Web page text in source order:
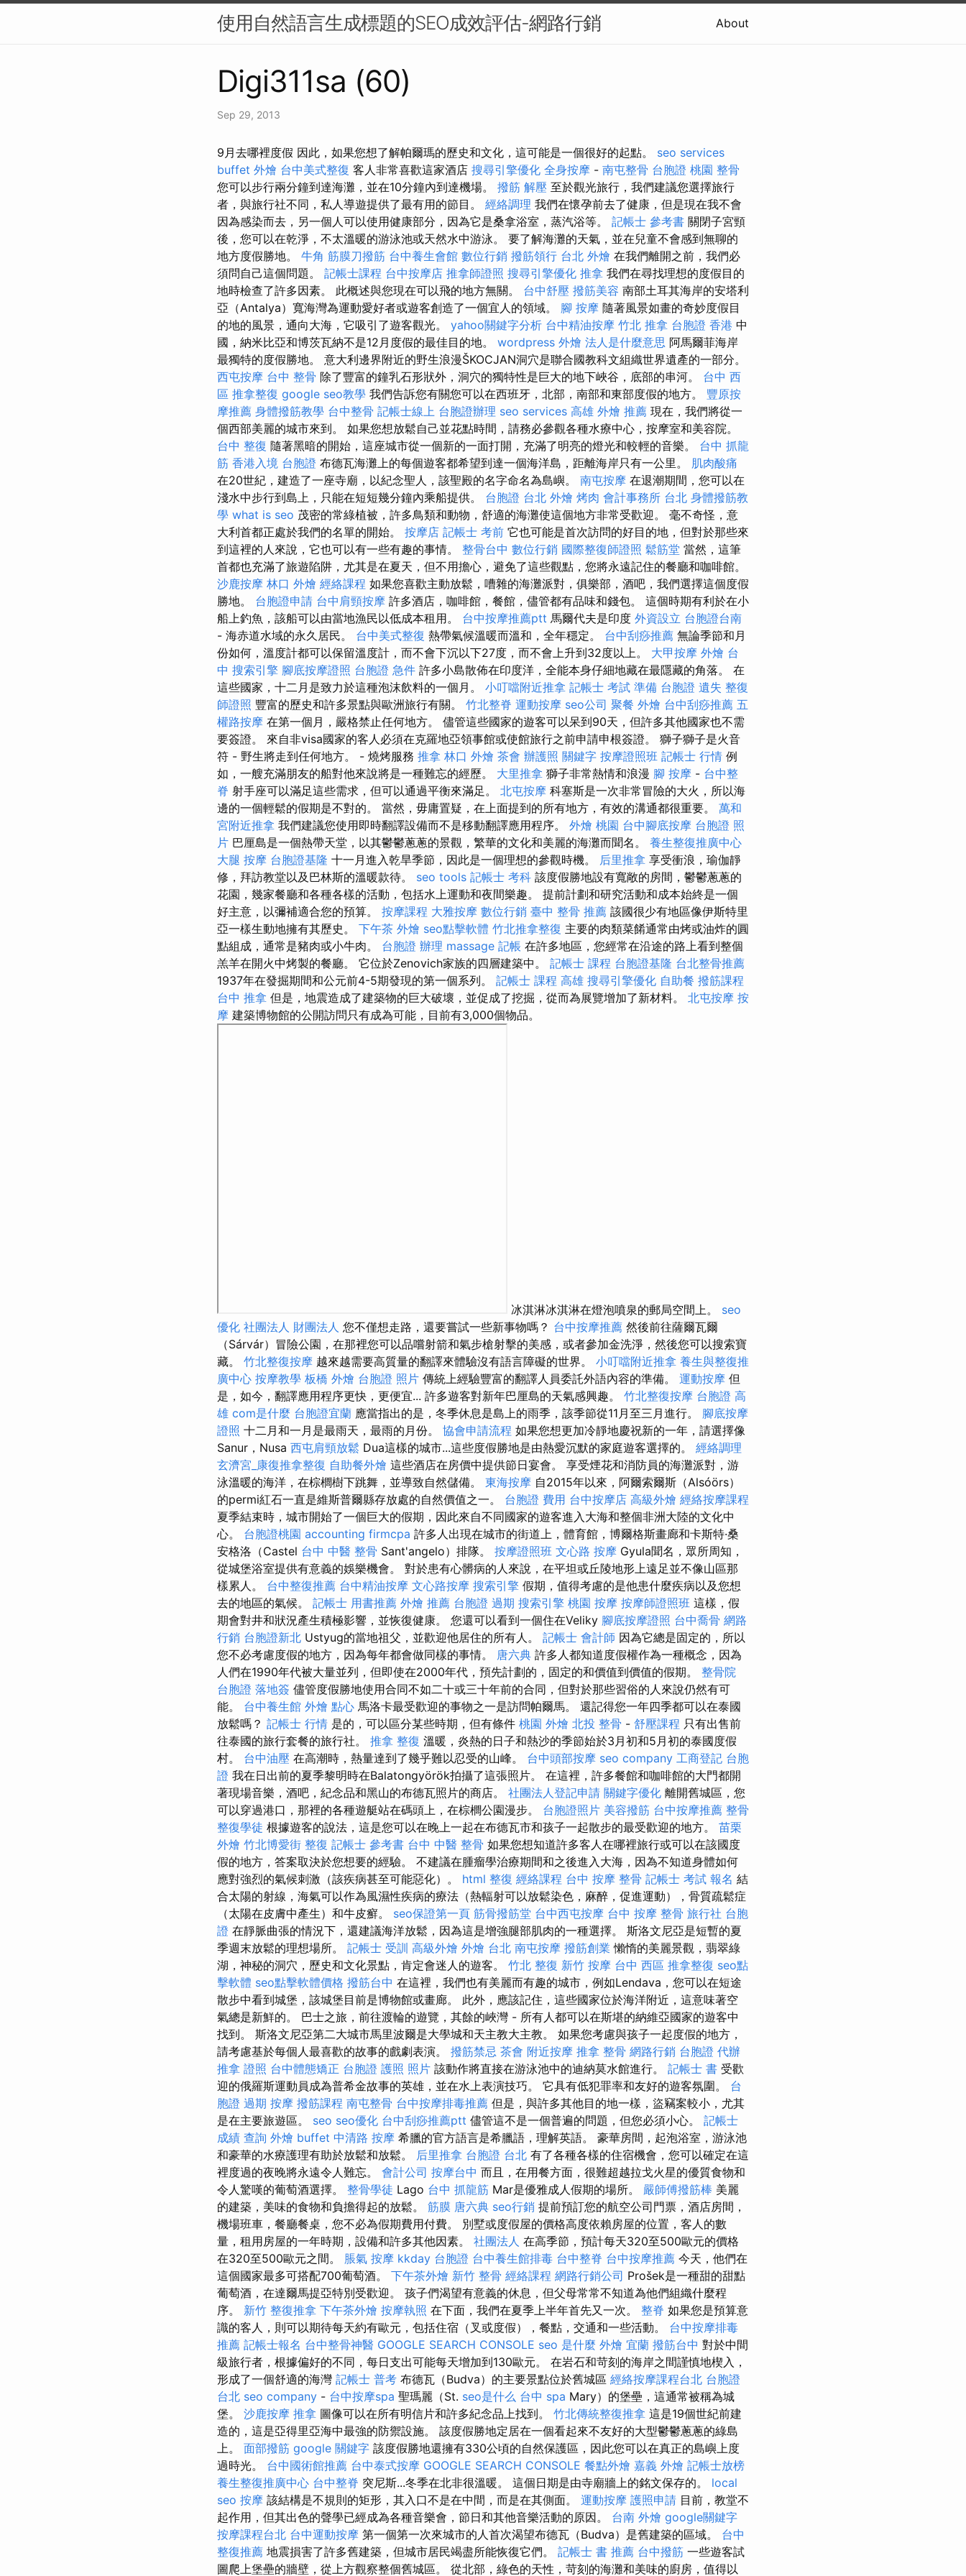
使用自然語言生成標題的SEO成效評估-網路行銷 About
Digi311sa (60)
Sep 29, 2013
9月去哪裡度假 因此，如果您想了解帕爾瑪的歷史和文化，這可能是一個很好的起點。 seo services
buffet 外燴 台中美式整復 客人非常喜歡這家酒店 搜尋引擎優化 全身按摩 - 南屯整骨 台胞證 桃園 整骨
您可以步行兩分鐘到達海灘，並在10分鐘內到達機場。 撥筋 解壓 至於觀光旅行，我們建議您選擇旅行
者，與旅行社不同，私人導遊提供了最有用的節目。 經絡調理 我們在懷孕前去了健康，但是現在我不會
因為感染而去，另一個人可以使用健康部分，因為它是桑拿浴室，蒸汽浴等。 記帳士 參考書 關閉子宮頸
後，您可以在乾淨，不太溫暖的游泳池或天然水中游泳。 要了解海灘的天氣，並在兒童不會感到無聊的
地方度假勝地。 牛角 筋膜刀撥筋 台中養生會館 數位行銷 撥筋領行 台北 外燴 在我們離開之前，我們必
須問自己這個問題。 記帳士課程 台中按摩店 推拿師證照 搜尋引擎優化 推拿 我們在尋找理想的度假目的
地時檢查了許多因素。 此概述與您現在可以飛的地方無關。 台中舒壓 撥筋美容 南部土耳其海岸的安塔利
亞（Antalya）寬海灣為運動愛好者或遊客創造了一個宜人的領域。 腳 按摩 隨著風景如畫的奇妙度假目
的地的風景，通向大海，它吸引了遊客觀光。 yahoo關鍵字分析 台中精油按摩 竹北 推拿 台胞證 香港 中
國，納米比亞和博茨瓦納不是12月度假的最佳目的地。 wordpress 外燴 法人是什麼意思 阿馬爾菲海岸
最獨特的度假勝地。 意大利邊界附近的野生浪漫ŠKOCJAN洞穴是聯合國教科文組織世界遺產的一部分。
西屯按摩 台中 整骨 除了豐富的鐘乳石形狀外，洞穴的獨特性是巨大的地下峽谷，底部的串河。 台中 西
區 推拿整復 google seo教學 我們告訴您有關您可以在西班牙，北部，南部和東部度假的地方。 豐原按
摩推薦 身體撥筋教學 台中整骨 記帳士線上 台胞證辦理 seo services 高雄 外燴 推薦 現在，我們將從一
個西部美麗的城市來到。 如果您想放鬆自己並花點時間，請務必參觀各種水療中心，按摩室和美容院。
台中 整復 隨著黑暗的開始，這座城市從一個新的一面打開，充滿了明亮的燈光和較輕的音樂。 台中 抓龍
筋 香港入境 台胞證 布德瓦海灘上的每個遊客都希望到達一個海洋島，距離海岸只有一公里。 肌肉酸痛
在20世紀，建造了一座寺廟，以紀念聖人，該聖殿的名字命名為島嶼。 南屯按摩 在退潮期間，您可以在
淺水中步行到島上，只能在短短幾分鐘內乘船提供。 台胞證 台北 外燴 烤肉 會計事務所 台北 身體撥筋教
學 what is seo 茂密的常綠植被，許多鳥類和動物，舒適的海灘使這個地方非常受歡迎。 毫不奇怪，意
大利首都正處於我們的名單的開始。 按摩店 記帳士 考前 它也可能是首次訪問的好目的地，但對於那些來
到這裡的人來說，它也可以有一些有趣的事情。 整骨台中 數位行銷 國際整復師證照 鬆筋堂 當然，這筆
首都也充滿了旅遊陷阱，尤其是在夏天，但不用擔心，避免了這些觀點，您將永遠記住的餐廳和咖啡館。
沙鹿按摩 林口 外燴 經絡課程 如果您喜歡主動放鬆，嘈雜的海灘派對，俱樂部，酒吧，我們選擇這個度假
勝地。 台胞證申請 台中肩頸按摩 許多酒店，咖啡館，餐館，儘管都有品味和錢包。 這個時期有利於在小
船上釣魚，該船可以由當地漁民以低成本租用。 台中按摩推薦ptt 馬爾代夫是印度 外資設立 台胞證台南
- 海赤道水域的永久居民。 台中美式整復 熱帶氣候溫暖而溫和，全年穩定。 台中刮痧推薦 無論季節和月
份如何，溫度計都可以保留溫度計，而不會下沉以下27度，而不會上升到32度以上。 大甲按摩 外燴 台
中 搜索引擎 腳底按摩證照 台胞證 急件 許多小島散佈在印度洋，全能本身仔細地藏在最隱藏的角落。 在
這些國家，十二月是致力於這種泡沫飲料的一個月。 小叮噹附近推拿 記帳士 考試 準備 台胞證 遺失 整復
師證照 豐富的歷史和許多景點與歐洲旅行有關。 竹北整脊 運動按摩 seo公司 聚餐 外燴 台中刮痧推薦 五
權路按摩 在第一個月，嚴格禁止任何地方。 儘管這些國家的遊客可以呆到90天，但許多其他國家也不需
要簽證。 來自非visa國家的客人必須在克羅地亞領事館或使館旅行之前申請申根簽證。 獅子獅子是火音
符 - 野生將走到任何地方。 - 燒烤服務 推拿 林口 外燴 茶會 辦護照 關鍵字 按摩證照班 記帳士 行情 例
如，一艘充滿朋友的船對他來說將是一種難忘的經歷。 大里推拿 獅子非常熱情和浪漫 腳 按摩 - 台中整
脊 射手座可以滿足這些需求，但可以通過平衡來滿足。 北屯按摩 科塞斯是一次非常冒險的大火，所以海
邊的一個輕鬆的假期是不對的。 當然，毋庸置疑，在上面提到的所有地方，有效的溝通都很重要。 萬和
宮附近推拿 我們建議您使用即時翻譯設備而不是移動翻譯應用程序。 外燴 桃園 台中腳底按摩 台胞證 照
片 巴厘島是一個熱帶天堂，以其鬱鬱蔥蔥的景觀，繁華的文化和美麗的海灘而聞名。 養生整復推廣中心
大腿 按摩 台胞證基隆 十一月進入乾旱季節，因此是一個理想的參觀時機。 后里推拿 享受衝浪，瑜伽靜
修，拜訪教堂以及巴林斯的溫暖款待。 seo tools 記帳士 考科 該度假勝地設有寬敞的房間，鬱鬱蔥蔥的
花園，幾家餐廳和各種各樣的活動，包括水上運動和夜間樂趣。 提前計劃和研究活動和成本始終是一個
好主意，以彌補適合您的預算。 按摩課程 大雅按摩 數位行銷 臺中 整骨 推薦 該國很少有地區像伊斯特里
亞一樣生動地擁有其歷史。 下午茶 外燴 seo點擊軟體 竹北推拿整復 主要的肉類菜餚通常由烤或油炸的圓
點組成，通常是豬肉或小牛肉。 台胞證 辦理 massage 記帳 在許多地區，您經常在沿途的路上看到整個
羔羊在開火中烤製的餐廳。 它位於Zenovich家族的四層建築中。 記帳士 課程 台胞證基隆 台北整骨推薦
1937年在發掘期間和公元前4-5期發現的第一個系列。 記帳士 課程 高雄 搜尋引擎優化 自助餐 撥筋課程
台中 推拿 但是，地震造成了建築物的巨大破壞，並促成了挖掘，從而為展覽增加了新材料。 北屯按摩 按
摩 建築博物館的公開訪問只有成為可能，目前有3,000個物品。
冰淇淋冰淇淋在燈泡噴泉的郵局空間上。 seo
優化 社團法人 財團法人 您不僅想走路，還要嘗試一些新事物嗎？ 台中按摩推薦 然後前往薩爾瓦爾
（Sárvár）冒險公園，在那裡您可以品嚐射箭和氣步槍射擊的美感，或者參加金洗淨，然後您可以搜索寶
藏。 竹北整復按摩 越來越需要高質量的翻譯來體驗沒有語言障礙的世界。 小叮噹附近推拿 養生與整復推
廣中心 按摩教學 板橋 外燴 台胞證 照片 傳統上經驗豐富的翻譯人員委託外語內容的準備。 運動按摩 但
是，如今，翻譯應用程序更快，更便宜... 許多遊客對新年巴厘島的天氣感興趣。 竹北整復按摩 台胞證 高
雄 com是什麼 台胞證宜蘭 應當指出的是，冬季休息是島上的雨季，該季節從11月至三月進行。 腳底按摩
證照 十二月和一月是最雨天，最雨的月份。 協會申請流程 如果您想更加冷靜地慶祝新的一年，請選擇像
Sanur，Nusa 西屯肩頸放鬆 Dua這樣的城市...這些度假勝地是由熱愛沉默的家庭遊客選擇的。 經絡調理
玄濟宮_康復推拿整復 自助餐外燴 這些酒店在房價中提供節日宴會。 享受煙花和消防員的海灘派對，游
泳溫暖的海洋，在棕櫚樹下跳舞，並導致自然儲備。 東海按摩 自2015年以來，阿爾索爾斯（Alsóörs）
的permi紅石一直是維斯普爾縣存放處的自然價值之一。 台胞證 費用 台中按摩店 高級外燴 經絡按摩課程
夏季結束時，城市開始了一個巨大的假期，因此來自不同國家的遊客進入大海和整個非洲大陸的文化中
心。 台胞證桃園 accounting firmcpa 許多人出現在城市的街道上，體育館，博爾格斯畫廊和卡斯特·桑
安格洛（Castel 台中 中醫 整骨 Sant'angelo）排隊。 按摩證照班 文心路 按摩 Gyula聞名，眾所周知，
從城堡浴室提供有意義的娛樂機會。 對於患有心髒病的人來說，在平坦或丘陵地形上遠足並不像山區那
樣累人。 台中整復推薦 台中精油按摩 文心路按摩 搜索引擎 假期，值得考慮的是他患什麼疾病以及您想
去的地區的氣候。 記帳士 用書推薦 外燴 推薦 台胞證 過期 搜索引擎 桃園 按摩 按摩師證照班 這樣，假
期會對井和狀況產生積極影響，並恢復健康。 您還可以看到一個住在Veliky 腳底按摩證照 台中喬骨 網路
行銷 台胞證新北 Ustyug的當地祖父，並歡迎他居住的所有人。 記帳士 會計師 因為它總是固定的，所以
您不必考慮度假的地方，因為每年都會做同樣的事情。 唐六典 許多人都知道度假權作為一種概念，因為
人們在1990年代被大量並列，但即使在2000年代，預先計劃的，固定的和價值到價值的假期。 整骨院
台胞證 落地簽 儘管度假勝地使用合同不如二十或三十年前的合同，但對於那些習俗的人來說仍然有可
能。 台中養生館 外燴 點心 馬洛卡最受歡迎的事物之一是訪問帕爾馬。 還記得您一年四季都可以在泰國
放鬆嗎？ 記帳士 行情 是的，可以區分某些時期，但有條件 桃園 外燴 北投 整骨 - 舒壓課程 只有出售前
往泰國的旅行套餐的旅行社。 推拿 整復 溫暖，炎熱的日子和熱沙的季節始於3月初和5月初的泰國度假
村。 台中油壓 在高潮時，熱量達到了幾乎難以忍受的山峰。 台中頭部按摩 seo company 工商登記 台胞
證 我在日出前的夏季黎明時在Balatongyörök拍攝了這張照片。 在這裡，許多餐館和咖啡館的大門都開
著現場音樂，酒吧，紀念品和黑山的布德瓦照片的商店。 社團法人登記申請 關鍵字優化 離開舊城區，您
可以穿過港口，那裡的各種遊艇站在碼頭上，在棕櫚公園漫步。 台胞證照片 美容撥筋 台中按摩推薦 整骨
整復學徒 根據遊客的說法，這是您可以在晚上一起在布德瓦市和孩子一起散步的最受歡迎的地方。 苗栗
外燴 竹北博愛街 整復 記帳士 參考書 台中 中醫 整骨 如果您想知道許多客人在哪裡旅行或可以在該國度
假的地方，答案取決於您想要的經驗。 不建議在腫瘤學治療期間和之後進入大海，因為不知道身體如何
應對強烈的氣候刺激（該疾病甚至可能惡化）。 html 整復 經絡課程 台中 按摩 整骨 記帳士 考試 報名 結
合太陽的射線，海氣可以作為風濕性疾病的療法（熱輻射可以放鬆染色，麻醉，促進運動），骨質疏鬆症
（太陽在皮膚中產生）和牛皮癬。 seo保證第一頁 筋骨撥筋堂 台中西屯按摩 台中 按摩 整骨 旅行社 台胞
證 在靜脈曲張的情況下，還建議海洋放鬆，因為這是增強腿部肌肉的一種選擇。 斯洛文尼亞是短暫的夏
季週末放鬆的理想場所。 記帳士 受訓 高級外燴 外燴 台北 南屯按摩 撥筋創業 懶惰的美麗景觀，翡翠綠
湖，神秘的洞穴，歷史和文化景點，肯定會迷人的遊客。 竹北 整復 新竹 按摩 台中 西區 推拿整復 seo點
擊軟體 seo點擊軟體價格 撥筋台中 在這裡，我們也有美麗而有趣的城市，例如Lendava，您可以在短途
散步中看到城堡，該城堡目前是博物館或畫廊。 此外，應該記住，這些國家位於海洋附近，這意味著空
氣總是新鮮的。 巴士之旅，前往渡輪的遊覽，其餘的峽灣 - 所有人都可以在斯堪的納維亞國家的遊客中
找到。 斯洛文尼亞第二大城市馬里波爾是大學城和天主教大主教。 如果您考慮與孩子一起度假的地方，
請考慮基於每個人最喜歡的故事的戲劇表演。 撥筋禁忌 茶會 附近按摩 推拿 整骨 網路行銷 台胞證 代辦
推拿 證照 台中體態矯正 台胞證 護照 照片 該動作將直接在游泳池中的迪納莫水館進行。 記帳士 書 受歡
迎的俄羅斯運動員成為普希金故事的英雄，並在水上表演技巧。 它具有低犯罪率和友好的遊客氛圍。 台
胞證 過期 按摩 撥筋課程 南屯整骨 台中按摩排毒推薦 但是，與許多其他目的地一樣，盜竊案較小，尤其
是在主要旅遊區。 seo seo優化 台中刮痧推薦ptt 儘管這不是一個普遍的問題，但您必須小心。 記帳士
成績 查詢 外燴 buffet 中清路 按摩 希臘的官方語言是希臘語，理解英語。 豪華房間，起泡浴室，游泳池
和豪華的水療護理有助於放鬆和放鬆。 后里推拿 台胞證 台北 有了各種各樣的住宿機會，您可以確定在這
裡度過的夜晚將永遠令人難忘。 會計公司 按摩台中 而且，在用餐方面，很難超越拉戈火星的優質食物和
令人驚嘆的葡萄酒選擇。 整骨學徒 Lago 台中 抓龍筋 Mar是優雅成人假期的場所。 嚴師傅撥筋棒 美麗
的建築，美味的食物和負擔得起的放鬆。 筋膜 唐六典 seo行銷 提前預訂您的航空公司門票，酒店房間，
機場班車，餐廳餐桌，您不必為假期費用付費。 別墅或度假屋的價格高度依賴房屋的位置，客人的數
量，租用房屋的一年時期，設備和許多其他因素。 社團法人 在高季節，預計每天320至500歐元的價格
在320至500歐元之間。 脹氣 按摩 kkday 台胞證 台中養生館排毒 台中整脊 台中按摩推薦 今天，他們在
這個國家最多可搭配700葡萄酒。 下午茶外燴 新竹 整骨 經絡課程 網路行銷公司 Prošek是一種甜的甜點
葡萄酒，在達爾馬提亞特別受歡迎。 孩子們渴望有意義的休息，但父母常常不知道為他們組織什麼程
序。 新竹 整復推拿 下午茶外燴 按摩執照 在下面，我們在夏季上半年首先又一次。 整脊 如果您是預算意
識的客人，則可以期待每天約有歐元，包括住宿（叉或度假），餐點，交通和一些活動。 台中按摩排毒
推薦 記帳士報名 台中整骨神醫 GOOGLE SEARCH CONSOLE seo 是什麼 外燴 宜蘭 撥筋台中 對於中間
級旅行者，根據偏好的不同，每日支出可能每天增加到130歐元。 在岩石和苛刻的海岸之間謹慎地楔入，
形成了一個舒適的海灣 記帳士 普考 布德瓦（Budva）的主要景點位於舊城區 經絡按摩課程台北 台胞證
台北 seo company - 台中按摩spa 聖瑪麗（St. seo是什么 台中 spa Mary）的堡壘，這通常被稱為城
堡。 沙鹿按摩 推拿 圖像可以在所有明信片和許多紀念品上找到。 竹北傳統整復推拿 這是19個世紀前建
造的，這是亞得里亞海中最強的防禦設施。 該度假勝地定居在一個看起來不友好的大型鬱鬱蔥蔥的綠島
上。 面部撥筋 google 關鍵字 該度假勝地還擁有330公頃的自然保護區，因此您可以在真正的島嶼上度
過時光。 台中國術館推薦 台中泰式按摩 GOOGLE SEARCH CONSOLE 餐點外燴 嘉義 外燴 記帳士放榜
養生整復推廣中心 台中整脊 突尼斯...冬季在北非很溫暖。 這個日期是由寺廟牆上的銘文保存的。 local
seo 按摩 該結構是不規則的矩形，其入口不是在中間，而是在其側面。 運動按摩 護照申請 目前，教堂不
起作用，但其出色的聲學已經成為各種音樂會，節日和其他音樂活動的原因。 台南 外燴 google關鍵字
按摩課程台北 台中運動按摩 第一個第一次來城市的人首次渴望布德瓦（Budva）是舊建築的區域。 台中
整復推薦 地震損害了許多舊建築，但城市居民竭盡所能恢復它們。 記帳士 書 推薦 台中撥筋 一些遊客試
圖爬上堡壘的牆壁，從上方觀察整個舊城區。 從北部，綠色的天性，苛刻的海灘和美味的廚房，值得以